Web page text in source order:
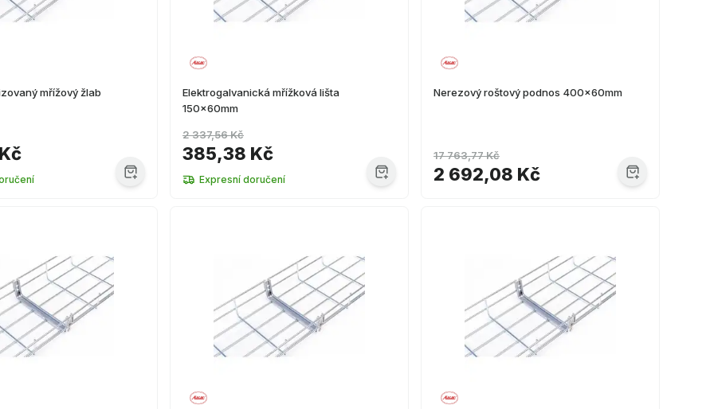
mřížový žlab
Elektrogalvanická mřížková lišta
150x60mm
385,38 Kč
2 337,56 Kč
Expresní doručení
Nerezový roštový podnos 400x60mm
2 692,08 Kč
17 763,77 Kč